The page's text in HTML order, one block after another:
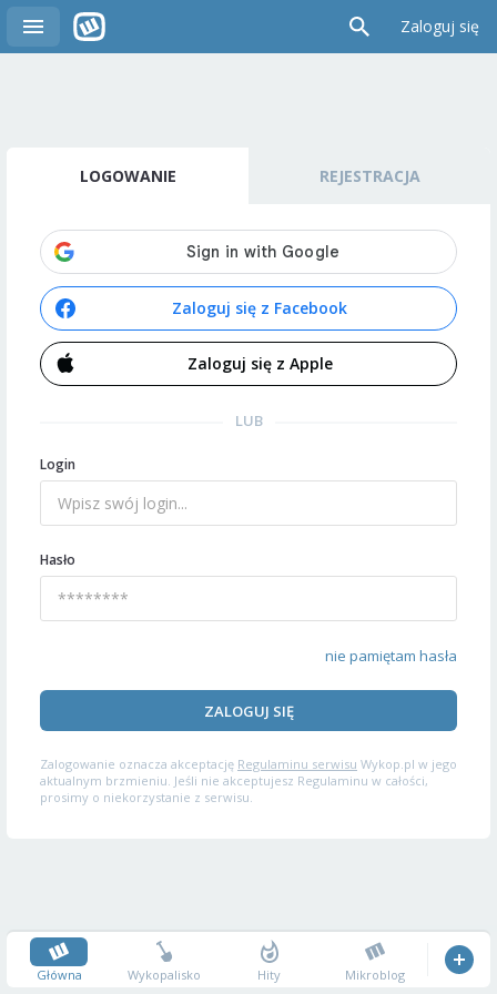
Zaloguj się
LOGOWANIE REJESTRACJA
Zaloguj się z Facebook
Zaloguj się z Apple
LUB
Login
Hasło
nie pamiętam hasła
ZALOGUJ SIĘ
Zalogowanie oznacza akceptację Regulaminu serwisu Wykop.pl w jego
aktualnym brzmieniu. Jeśli nie akceptujesz Regulaminu w całości,
prosimy o niekorzystanie z serwisu.
Główna Wykopalisko Hity Mikroblog